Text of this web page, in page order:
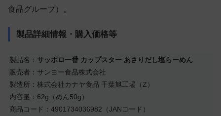
食品グループ）。
製品詳細情報・購入価格等
製品名： サッポロ一番 カップスター あさりだし塩らーめん
販売者：サンヨー食品株式会社
製造所：株式会社カナヤ食品 千葉旭工場（Z）
内容量：62g（めん50g）
商品コード：4901734036982（JANコード）